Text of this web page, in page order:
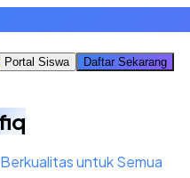
Portal Siswa Daftar Sekarang
untuk Semua